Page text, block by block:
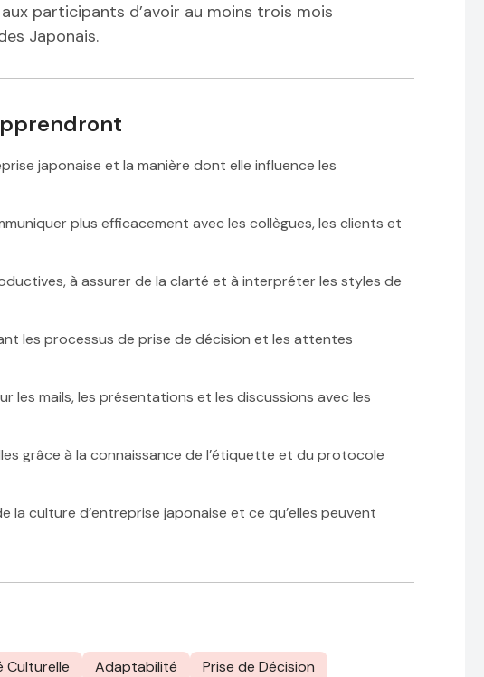
participants d’avoir au moins trois mois
Japonais.
japonaise et la manière dont elle influence les
plus efficacement avec les collègues, les clients et
à assurer de la clarté et à interpréter les styles de
les processus de prise de décision et les attentes
les mails, les présentations et les discussions avec les
grâce à la connaissance de l’étiquette et du protocole
la culture d’entreprise japonaise et ce qu’elles peuvent
Culturelle Adaptabilité
Prise de Décision